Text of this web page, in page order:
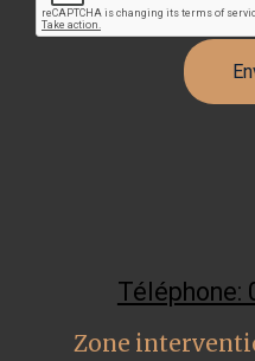
Téléphone:
Zone